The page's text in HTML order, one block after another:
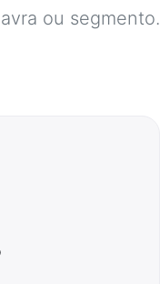
ou segmento.